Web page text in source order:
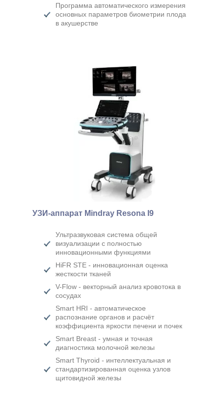
Программа автоматического измерения
основных параметров биометрии плода
в акушерстве
УЗИ-аппарат Mindray Resona I9
Ультразвуковая система общей
визуализации с полностью
инновационными функциями
HiFR STE - инновационная оценка
жесткости тканей
V-Flow - векторный анализ кровотока в
сосудах
Smart HRI - автоматическое
распознание органов и расчёт
коэффициента яркости печени и почек
Smart Breast - умная и точная
диагностика молочной железы
Smart Thyroid - интеллектуальная и
стандартизированная оценка узлов
щитовидной железы